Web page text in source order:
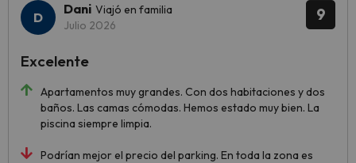
9
Dani Viajó en familia
Julio 2026
Apartamentos muy grandes. Con dos habitaciones y dos
baños. Las camas cómodas. Hemos estado muy bien. La
piscina siempre limpia.
Podrían mejor el precio del parking. En toda la zona es
Excelente